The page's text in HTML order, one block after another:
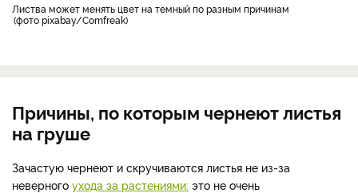
Листва может менять цвет на темный по разным причинам
фото pixabay/Comfreak
Причины, по которым чернеют листья
на груше
Зачастую чернеют и скручиваются листья не из-за
неверного ухода за растениями: это не очень